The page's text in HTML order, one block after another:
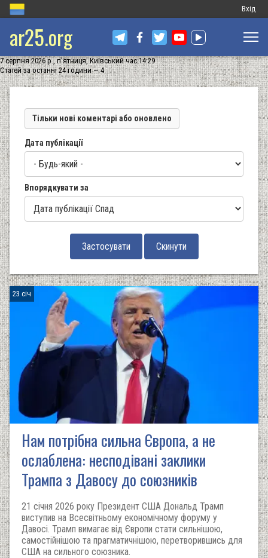
Меню
запису
Вхід
ar25.org
7 серпня 2026 р., п'ятниця, Київський час 14:29
Статей за останні 24 години — 4
Тільки нові коментарі або оновлено
Дата публікації
Впорядкувати за
23 січ
Нам потрібна сильна Європа, а не
ослаблена: несподівані заклики
Трампа з Давосу до союзників
21 січня 2026 року Президент США Дональд Трамп
виступив на Всесвітньому економічному форуму у
Давосі. Трамп вимагає від Європи стати сильнішою,
самостійнішою та прагматичнішою, перетворившись для
США на сильного союзника.